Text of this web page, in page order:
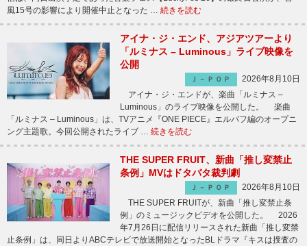
風15号の影響により開催中止となった … 続きを読む
アイナ・ジ・エンド、アジアツアーより
「ルミナス – Luminous」ライブ映像を
公開
Ｊ－ＰＯＰ
2026年8月10日
アイナ・ジ・エンドが、楽曲「ルミナス –
Luminous」のライブ映像を公開した。 楽曲
「ルミナス – Luminous」は、TVアニメ『ONE PIECE』エルバフ編のオープニ
ング主題歌。今回公開されたライブ … 続きを読む
THE SUPER FRUIT、新曲「推し変禁止
条例」MVはドタバタ裁判劇
Ｊ－ＰＯＰ
2026年8月10日
THE SUPER FRUITが、新曲「推し変禁止条
例」のミュージックビデオを公開した。 2026
年7月26日に配信リリースされた新曲「推し変禁
止条例」は、同日よりABCテレビで放送開始となったBLドラマ『キスは捜査の